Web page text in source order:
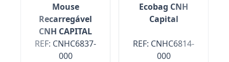
Mouse
Recarregável
CNH CAPITAL
REF: CNHC6837-
000
Ecobag CNH
Capital
REF: CNHC6814-
000